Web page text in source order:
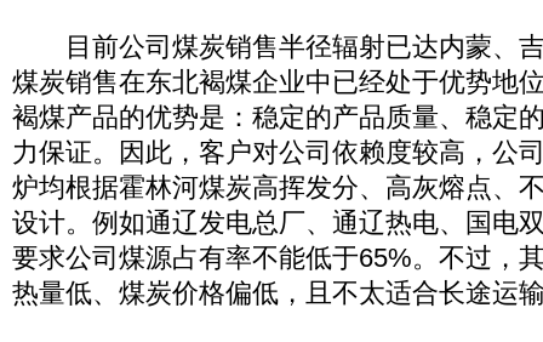
目前公司煤炭销售半径辐射已达内蒙、
煤炭销售在东北褐煤企业中已经处于优势地
褐煤产品的优势是：稳定的产品质量、稳定
力保证。因此，客户对公司依赖度较高，公
炉均根据霍林河煤炭高挥发分、高灰熔点、
设计。例如通辽发电总厂、通辽热电、国电
要求公司煤源占有率不能低于65%。不过，
热量低、煤炭价格偏低，且不太适合长途运